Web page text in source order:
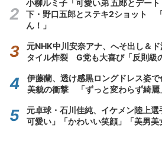
小柳ルミ子「可愛い弟 五郎とデー
下・野口五郎とステキ2ショット
ん！」
元NHK中川安奈アナ、へそ出し＆
タイル炸裂 G党も大喜び「反則級
伊藤蘭、透け感黒ロングドレス姿
美貌の衝撃 「ずっと変わらず綺麗
元卓球・石川佳純、イケメン陸上
可愛い」「かわいい笑顔」「美男美